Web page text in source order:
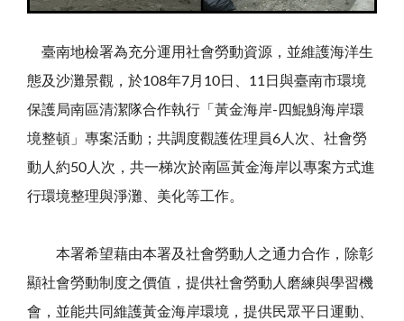
臺南地檢署為充分運用社會勞動資源，並維護海洋生
態及沙灘景觀，於108年7月 10日、 11 日與臺南市環境
保護局南區清潔隊合作執行「黃金海岸- 四鯤鯓海岸環
境整頓」專案活動；共調度觀護佐理員6人次、社會勞
動人約50人次，共一梯次於南區黃金海岸以專案方式進
行環境整理與淨灘、美化等工作。
本署希望藉由本署及社會勞動人之通力合作，除彰
顯社會勞動制度之價值，提供社會勞動人磨練與學習機
會，並能共同維護黃金海岸環境，提供民眾平日運動、